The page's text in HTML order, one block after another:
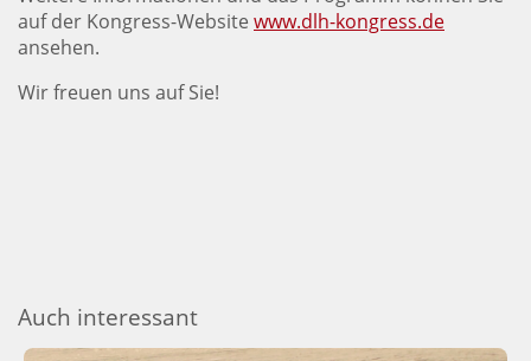
auf der Kongress-Website www.dlh-kongress.de
ansehen.
Wir freuen uns auf Sie!
Auch interessant